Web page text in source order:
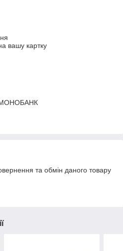
вашу картку
МОНОБАНК
та обмін даного товару